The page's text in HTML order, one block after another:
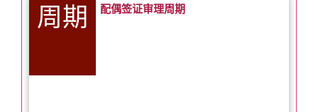
周期 配偶签证审理周期